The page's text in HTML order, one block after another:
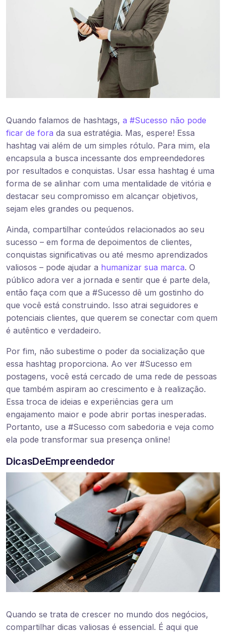
Quando falamos de hashtags, a #Sucesso não pode
ficar de fora da sua estratégia. Mas, espere! Essa
hashtag vai além de um simples rótulo. Para mim, ela
encapsula a busca incessante dos empreendedores
por resultados e conquistas. Usar essa hashtag é uma
forma de se alinhar com uma mentalidade de vitória e
destacar seu compromisso em alcançar objetivos,
sejam eles grandes ou pequenos.
Ainda, compartilhar conteúdos relacionados ao seu
sucesso – em forma de depoimentos de clientes,
conquistas significativas ou até mesmo aprendizados
valiosos – pode ajudar a humanizar sua marca. O
público adora ver a jornada e sentir que é parte dela,
então faça com que a #Sucesso dê um gostinho do
que você está construindo. Isso atrai seguidores e
potenciais clientes, que querem se conectar com quem
é autêntico e verdadeiro.
Por fim, não subestime o poder da socialização que
essa hashtag proporciona. Ao ver #Sucesso em
postagens, você está cercado de uma rede de pessoas
que também aspiram ao crescimento e à realização.
Essa troca de ideias e experiências gera um
engajamento maior e pode abrir portas inesperadas.
Portanto, use a #Sucesso com sabedoria e veja como
ela pode transformar sua presença online!
DicasDeEmpreendedor
Quando se trata de crescer no mundo dos negócios,
compartilhar dicas valiosas é essencial. É aqui que